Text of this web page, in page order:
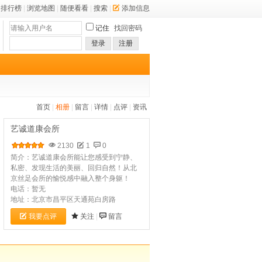
排行榜 浏览地图 随便看看 搜索 添加信息
记住 找回密码
登录
注册
首页 相册 留言 详情 点评 资讯
艺诚道康会所
2130 1
0
简介：艺诚道康会所能让您感受到宁静、
私密、发现生活的美丽、回归自然！从北
京丝足会所的愉悦感中融入整个身躯！
电话：暂无
地址：北京市昌平区天通苑白房路
我要点评 关注 留言